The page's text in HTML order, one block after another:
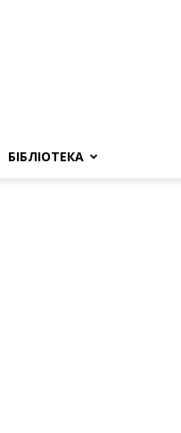
БІБЛІОТЕКА